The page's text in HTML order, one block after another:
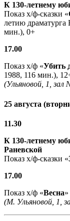
К 130-летнему
Показ х/ф-сказки «
летию
мин.), 0+
17.00
Показ х/ф «Убить
1988, 116 мин.),
(Ульяновой, 1, зал
25 августа
11.30
К 130-летнему
Раневской
Показ х/ф-сказки «
17.00
Показ х/ф «Весна
(М. Ульяновой, 1,